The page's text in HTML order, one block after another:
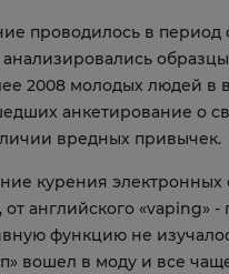
проводилось в период
2008 молодых людей в
анкетирование о
вредных привычек.
курения электронных
от английского «vaping»
функцию не
вошел в моду и все